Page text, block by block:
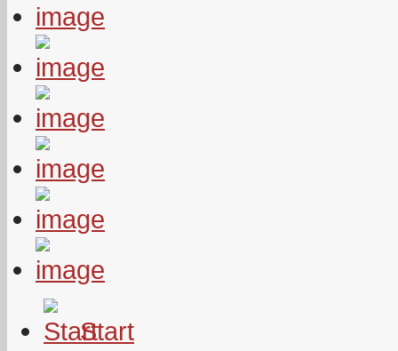
Start